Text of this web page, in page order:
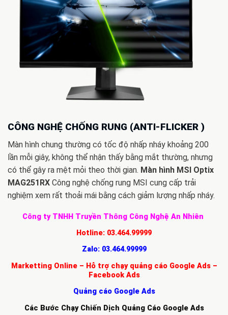
CÔNG NGHỆ CHỐNG RUNG (ANTI-FLICKER )
Màn hình chung thường có tốc độ nhấp nháy khoảng 200
lần mỗi giây, không thể nhận thấy bằng mắt thường, nhưng
có thể gây ra mệt mỏi theo thời gian. Màn hình MSI Optix
MAG251RX Công nghệ chống rung MSI cung cấp trải
nghiệm xem rất thoải mái bằng cách giảm lượng nhấp nháy.
Công ty TNHH Truyền Thông Công Nghệ An Nhiên
Hotline: 03.464.99999
Zalo: 03.464.99999
Marketting Online – Hỗ trợ chạy quảng cáo Google Ads –
Facebook Ads
Quảng cáo Google Ads
Các Bước Chạy Chiến Dịch Quảng Cáo Google Ads